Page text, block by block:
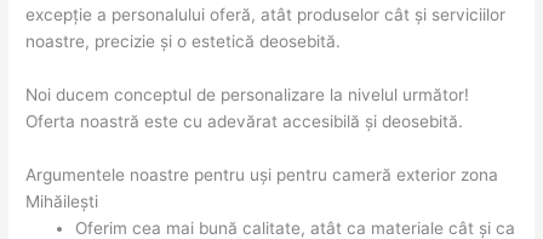
excepție a personalului oferă, atât produselor cât și serviciilor
noastre, precizie și o estetică deosebită.
Noi ducem conceptul de personalizare la nivelul următor!
Oferta noastră este cu adevărat accesibilă și deosebită.
Argumentele noastre pentru uși pentru cameră exterior zona
Mihăileşti
Oferim cea mai bună calitate, atât ca materiale cât și ca